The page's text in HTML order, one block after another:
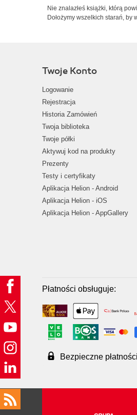
Nie znalazłeś książki, którą
Dołożymy wszelkich starań, by
Twoje Konto
Logowanie
Rejestracja
Historia Zamówień
Twoja biblioteka
Twoje półki
Aktywuj kod na produkty
Prezenty
Testy i certyfikaty
Aplikacja Helion - Android
Aplikacja Helion - iOS
Aplikacja Helion - AppGallery
Płatności obsługuje:
Bezpieczne